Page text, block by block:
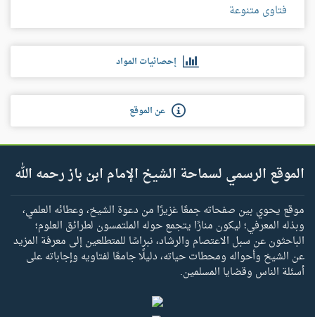
فتاوى متنوعة
إحصائيات المواد
عن الموقع
الموقع الرسمي لسماحة الشيخ الإمام ابن باز رحمه الله
موقع يحوي بين صفحاته جمعًا غزيرًا من دعوة الشيخ، وعطائه العلمي،
وبذله المعرفي؛ ليكون منارًا يتجمع حوله الملتمسون لطرائق العلوم؛
الباحثون عن سبل الاعتصام والرشاد، نبراسًا للمتطلعين إلى معرفة المزيد
عن الشيخ وأحواله ومحطات حياته، دليلًا جامعًا لفتاويه وإجاباته على
أسئلة الناس وقضايا المسلمين.